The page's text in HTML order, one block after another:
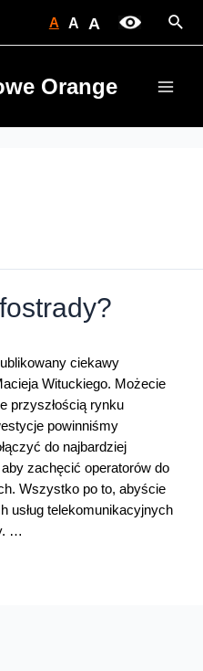
A A A
Orange
ciekawy
Wituckiego. Możecie
przyszłością rynku
powinniśmy
do najbardziej
zachęcić operatorów do
Wszystko po to, abyście
usług telekomunikacyjnych
…